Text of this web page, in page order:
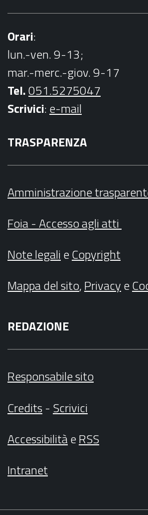
Orari:
lun.-ven. 9-13;
mar.-merc.-giov. 9-17
Tel.051.5275047
Scrivici:e-mail
TRASPARENZA
Amministrazione
Foia - Accesso agli atti
Note legalieCopyright
Mappa del sito,Privacye
REDAZIONE
Responsabile sito
Credits- Scrivici
AccessibilitàeRSS
Intranet